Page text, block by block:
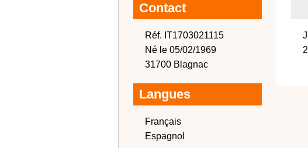
Contact
Réf. IT1703021115
Né le 05/02/1969
31700 Blagnac
Langues
Français
Espagnol